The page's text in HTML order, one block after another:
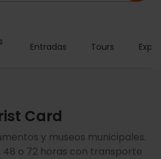
Entradas Tours
Card
y museos municipales.
48 o 72 horas con transporte